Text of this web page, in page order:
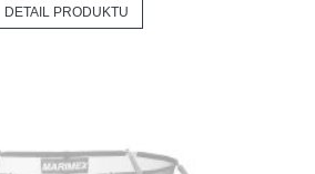
DETAIL PRODUKTU